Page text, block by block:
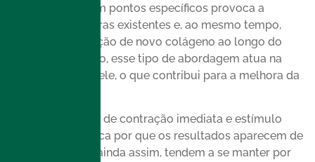
O calor gerado em pontos específicos provoca a
contração das fibras existentes e, ao mesmo tempo,
estimula a formação de novo colágeno ao longo do
tempo. Além disso, esse tipo de abordagem atua na
sustentação da pele, o que contribui para a melhora da
Essa combinação de contração imediata e estímulo
progressivo explica por que os resultados aparecem de
forma gradual e, ainda assim, tendem a se manter por